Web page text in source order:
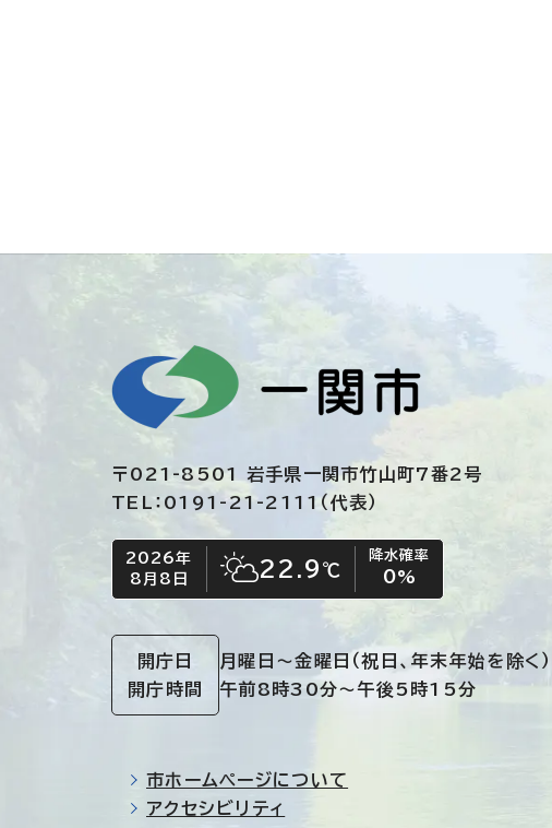
〒021-8501 岩手県一関市竹山町7番2号
TEL：0191-21-2111（代表）
今日の日付
2026年
8月8日
今日の天気
晴れ時々くもり
22.9℃
降水確率
0%
開庁日
開庁時間
月曜日～金曜日 （祝日、年末年始を除く）
午前8時30分～午後5時15分
市ホームページについて
アクセシビリティ